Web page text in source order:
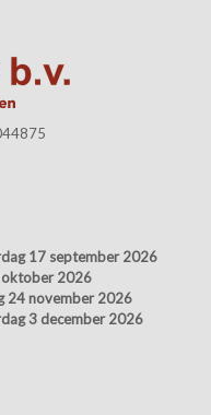
17 september 2026
2026
24 november 2026
3 december 2026